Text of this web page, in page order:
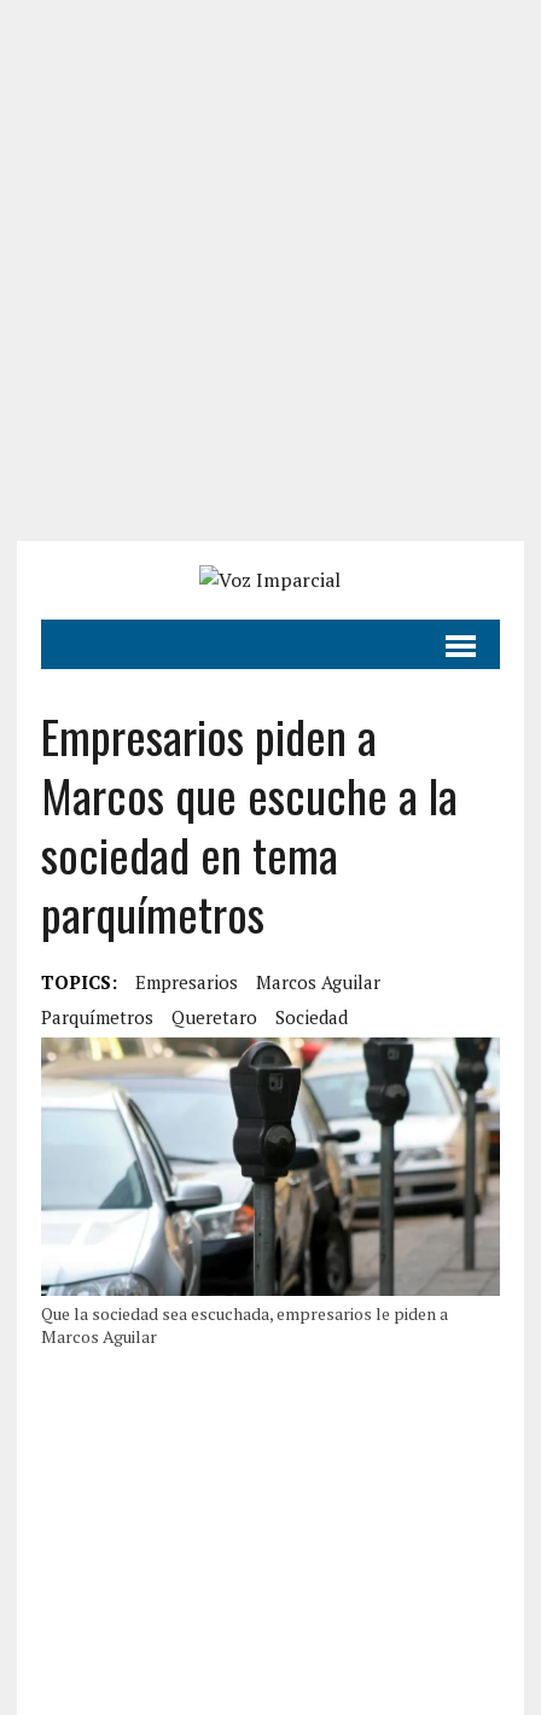
Empresarios piden a
Marcos que escuche a la
sociedad en tema
parquímetros
TOPICS: Empresarios
Marcos Aguilar
Parquímetros
Queretaro Sociedad
Que la sociedad sea escuchada, empresarios le piden a
Marcos Aguilar